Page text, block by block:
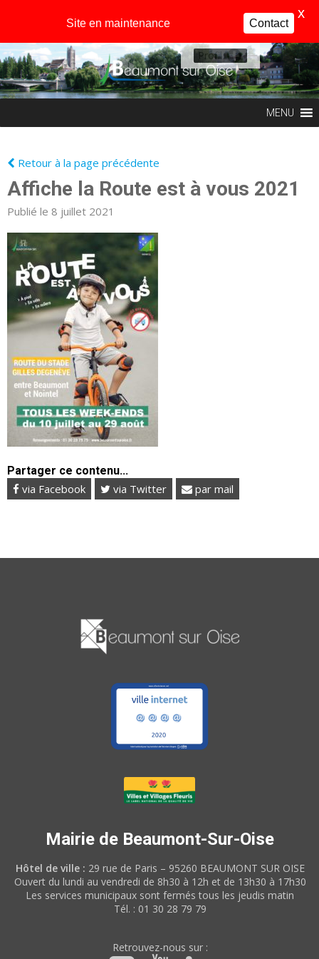
Profil
MENU
Retour à la page précédente
Affiche la Route est à vous 2021
Publié le 8 juillet 2021
Partager ce contenu...
via Facebook via Twitter par mail
Mairie de Beaumont-Sur-Oise
Hôtel de ville : 29 rue de Paris – 95260 BEAUMONT SUR OISE
Ouvert du lundi au vendredi de 8h30 à 12h et de 13h30 à 17h30
Les services municipaux sont fermés tous les jeudis matin
Tél. : 01 30 28 79 79
Retrouvez-nous sur :
Site en maintenance Contact
X